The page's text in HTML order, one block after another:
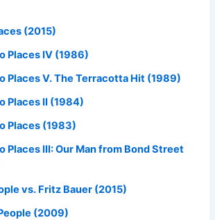
(2015)
Places IV (1986)
Places V. The Terracotta Hit (1989)
Places II (1984)
Places (1983)
Places III: Our Man from Bond Street
vs. Fritz Bauer (2015)
(2009)